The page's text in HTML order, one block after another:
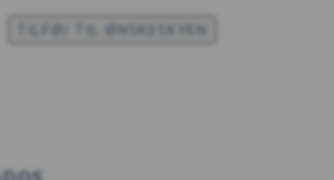
TILFØJ TIL ØNSKESKYEN